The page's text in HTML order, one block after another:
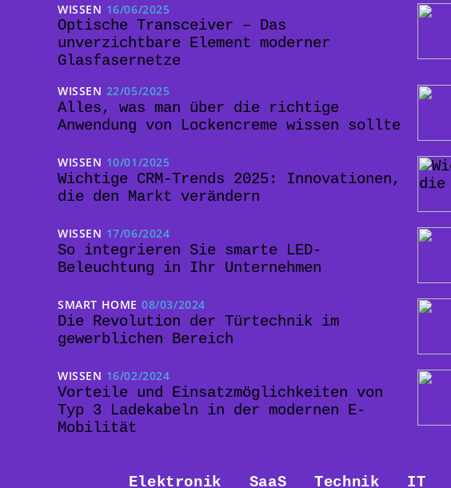
WISSEN 16/06/2025
Optische Transceiver – Das
unverzichtbare Element moderner
Glasfasernetze
WISSEN 22/05/2025
Alles, was man über die richtige
Anwendung von Lockencreme wissen sollte
WISSEN 10/01/2025
Wichtige CRM-Trends 2025: Innovationen,
die den Markt verändern
WISSEN 17/06/2024
So integrieren Sie smarte LED-
Beleuchtung in Ihr Unternehmen
SMART HOME 08/03/2024
Die Revolution der Türtechnik im
gewerblichen Bereich
WISSEN 16/02/2024
Vorteile und Einsatzmöglichkeiten von
Typ 3 Ladekabeln in der modernen E-
Mobilität
Elektronik SaaS Technik IT